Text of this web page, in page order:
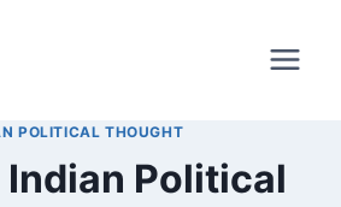
POLITICAL THOUGHT
Indian Political